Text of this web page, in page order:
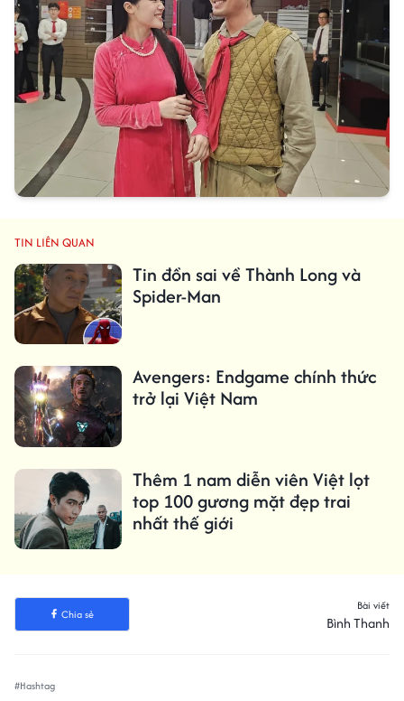
TIN LIÊN QUAN
Tin đồn sai về Thành Long và
Spider-Man
Avengers: Endgame chính thức
trở lại Việt Nam
Thêm 1 nam diễn viên Việt lọt
top 100 gương mặt đẹp trai
nhất thế giới
Chia sẻ
Bài viết
Bình Thanh
#Hashtag